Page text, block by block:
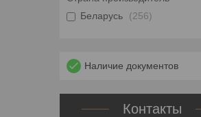
Беларусь
256
Наличие документов
Контакты